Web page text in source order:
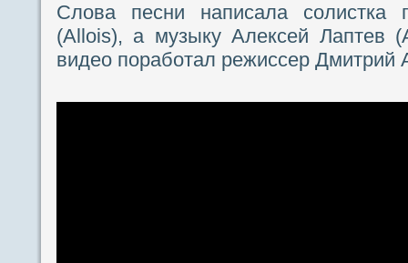
Слова песни написала солистка
(Allois), а музыку Алексей Лаптев
видео поработал режиссер Дмитрий